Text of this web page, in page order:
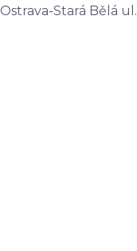
Ostrava-Stará Bělá